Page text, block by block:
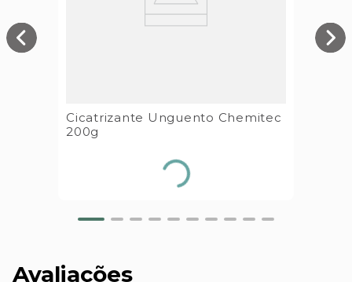
Cicatrizante Unguento Chemitec
200g
Avaliações